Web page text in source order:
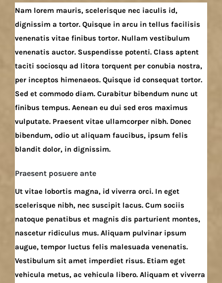
Nam lorem mauris, scelerisque nec iaculis id,
dignissim a tortor. Quisque in arcu in tellus facilisis
venenatis vitae finibus tortor. Nullam vestibulum
venenatis auctor. Suspendisse potenti. Class aptent
taciti sociosqu ad litora torquent per conubia nostra,
per inceptos himenaeos. Quisque id consequat tortor.
Sed et commodo diam. Curabitur bibendum nunc ut
finibus tempus. Aenean eu dui sed eros maximus
vulputate. Praesent vitae ullamcorper nibh. Donec
bibendum, odio ut aliquam faucibus, ipsum felis
blandit dolor, in dignissim.
Praesent posuere ante
Ut vitae lobortis magna, id viverra orci. In eget
scelerisque nibh, nec suscipit lacus. Cum sociis
natoque penatibus et magnis dis parturient montes,
nascetur ridiculus mus. Aliquam pulvinar ipsum
augue, tempor luctus felis malesuada venenatis.
Vestibulum sit amet imperdiet risus. Etiam eget
vehicula metus, ac vehicula libero. Aliquam et viverra